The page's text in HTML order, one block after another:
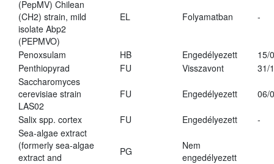
(PepMV) Chilean
(CH2) strain, mild
isolate Abp2
(PEPMVO)
EL Folyamatban -
Penoxsulam HB Engedélyezett
15/
Penthiopyrad
FU Visszavont
31/
Saccharomyces
cerevisiae strain
LAS02
FU Engedélyezett 06/
Salix spp. cortex FU Engedélyezett
-
Sea-algae extract
(formerly sea-algae
extract and
PG
Nem
engedélyezett